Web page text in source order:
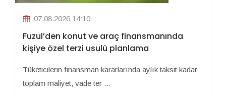
07.08.2026 14:10
Fuzul’den konut ve araç finansmanında
kişiye özel terzi usulü planlama
Tüketicilerin finansman kararlarında aylık taksit kadar
toplam maliyet, vade ter ...